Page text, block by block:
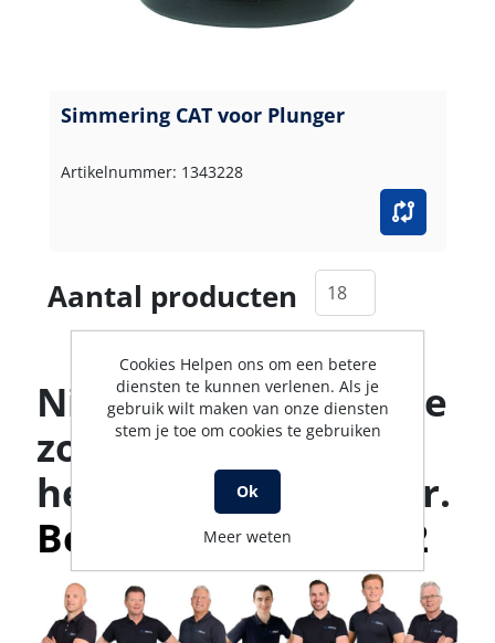
Simmering CAT voor Plunger
Artikelnummer: 1343228
Aantal producten
Niet gevonden wat je
zoekt? Ons team
helpt je graag verder.
Bel met 0316-523142
Cookies Helpen ons om een betere
diensten te kunnen verlenen. Als je
gebruik wilt maken van onze diensten
stem je toe om cookies te gebruiken
Ok
Meer weten